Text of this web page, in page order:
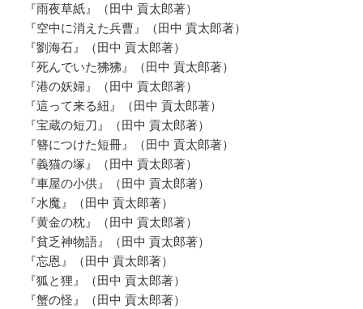
『雨夜草紙』（田中 貢太郎著）
『空中に消えた兵曹』（田中 貢太郎著）
『劉海石』（田中 貢太郎著）
『死んでいた狒狒』（田中 貢太郎著）
『港の妖婦』（田中 貢太郎著）
『這って来る紐』（田中 貢太郎著）
『宝蔵の短刀』（田中 貢太郎著）
『簪につけた短冊』（田中 貢太郎著）
『義猫の塚』（田中 貢太郎著）
『車屋の小供』（田中 貢太郎著）
『水魔』（田中 貢太郎著）
『黄金の枕』（田中 貢太郎著）
『貧乏神物語』（田中 貢太郎著）
『忘恩』（田中 貢太郎著）
『狐と狸』（田中 貢太郎著）
『蟹の怪』（田中 貢太郎著）